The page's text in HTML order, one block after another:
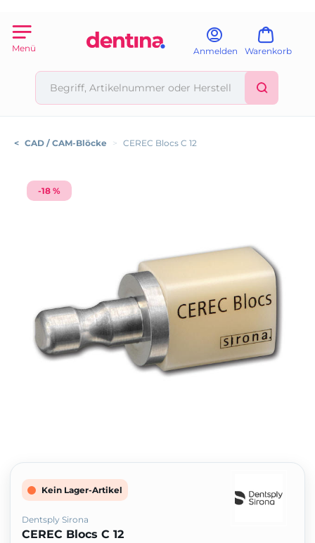
Menü Anmelden Warenkorb
< CAD / CAM-Blöcke > CEREC Blocs C 12
-18 %
Kein Lager-Artikel
Dentsply Sirona
CEREC Blocs C 12